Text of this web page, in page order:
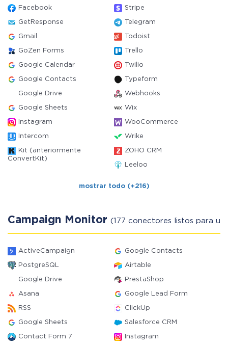
Facebook Stripe
GetResponse Telegram
Gmail Todoist
GoZen Forms Trello
Google Calendar Twilio
Google Contacts Typeform
Google Drive Webhooks
Google Sheets Wix
Instagram WooCommerce
Intercom Wrike
Kit (anteriormente
ConvertKit)
ZOHO CRM
Leeloo
mostrar todo (+216)
Campaign Monitor (177 conectores listos para
ActiveCampaign Google Contacts
PostgreSQL Airtable
Google Drive PrestaShop
Asana Google Lead Form
RSS ClickUp
Google Sheets Salesforce CRM
Contact Form 7 Instagram